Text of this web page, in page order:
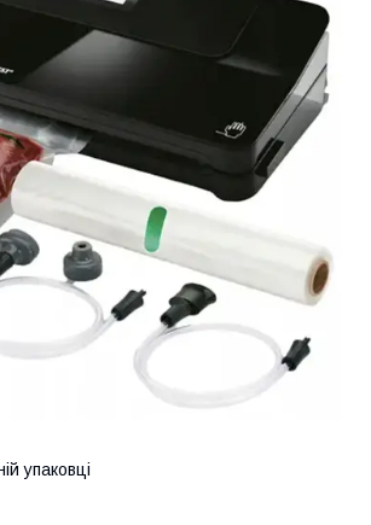
упаковці